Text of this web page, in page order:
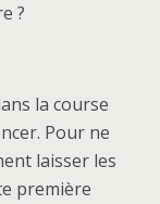
?
la course
Pour ne
laisser les
première